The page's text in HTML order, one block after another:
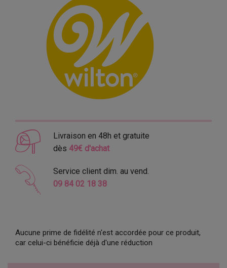
Livraison en 48h et gratuite
dès 49€ d'achat
Service client dim. au vend.
09 84 02 18 38
Aucune prime de fidélité n'est accordée pour ce produit,
car celui-ci bénéficie déjà d'une réduction